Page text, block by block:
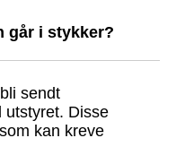
går i stykker?
sendt
utstyret. Disse
kan kreve